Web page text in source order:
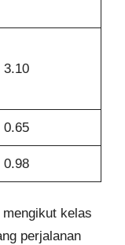
3.10
0.65
0.98
kelas
perjalanan